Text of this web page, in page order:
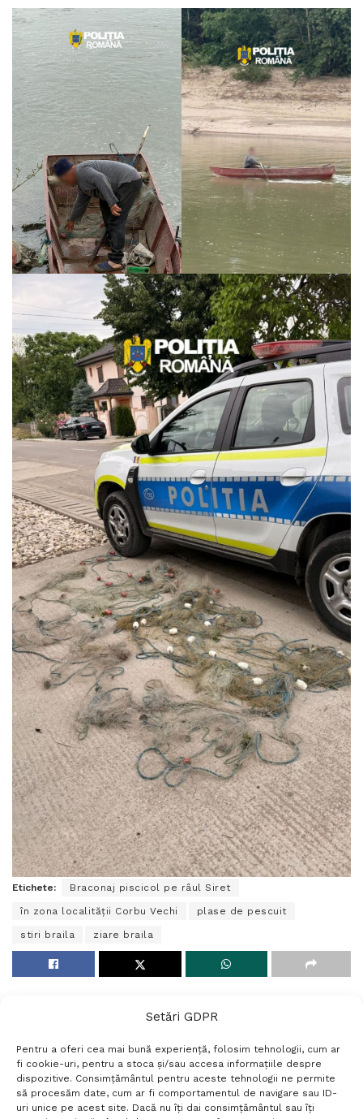
Setări GDPR
Pentru a oferi cea mai bună experiență, folosim tehnologii, cum ar
fi cookie-uri, pentru a stoca și/sau accesa informațiile despre
dispozitive. Consimțământul pentru aceste tehnologii ne permite
să procesăm date, cum ar fi comportamentul de navigare sau ID-
uri unice pe acest site. Dacă nu îți dai consimțământul sau îți
Etichete: Braconaj piscicol pe râul Siret
în zona localității Corbu Vechi plase de pescuit
stiri braila ziare braila